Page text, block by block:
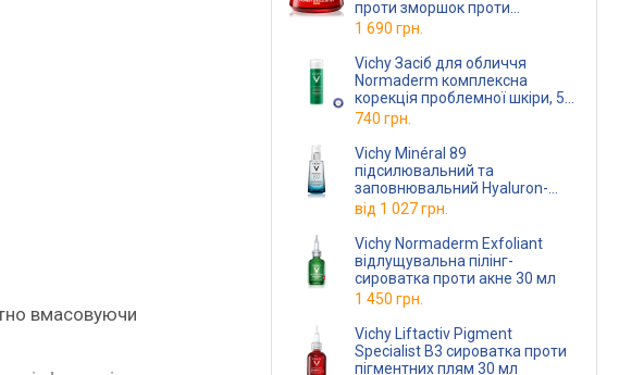
вмасовуючи
проти зморшок проти
пігментних плям SPF 50 50 мл
1 690 грн.
Vichy Засіб для обличчя
Normaderm комплексна
корекція проблемної шкіри, 50
мл
740 грн.
Vichy Minéral 89
підсилювальний та
заповнювальний Hyaluron-
Booster 50 мл
від 1 027 грн.
Vichy Normaderm Exfoliant
відлущувальна пілінг-
сироватка проти акне 30 мл
1 450 грн.
Vichy Liftactiv Pigment
Specialist B3 сироватка проти
пігментних плям 30 мл